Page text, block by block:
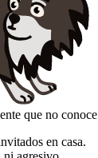
que no conoce
en casa.